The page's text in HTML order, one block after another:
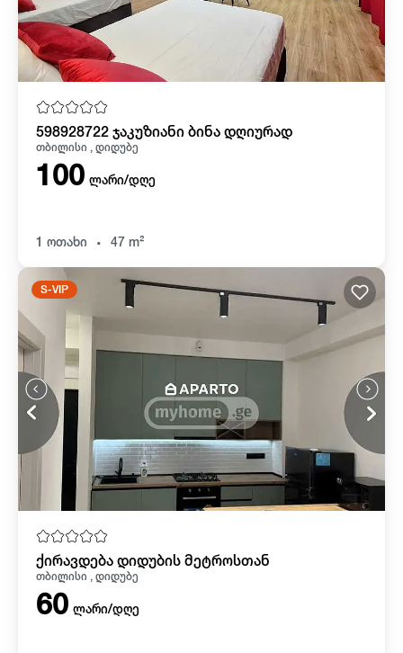
598928722 ჯაკუზიანი ბინა დღიურად
თბილისი , დიდუბე
100 ლარი/დღე
1 ოთახი . 47 m²
S-VIP
ქირავდება დიდუბის მეტროსთან
თბილისი , დიდუბე
60 ლარი/დღე